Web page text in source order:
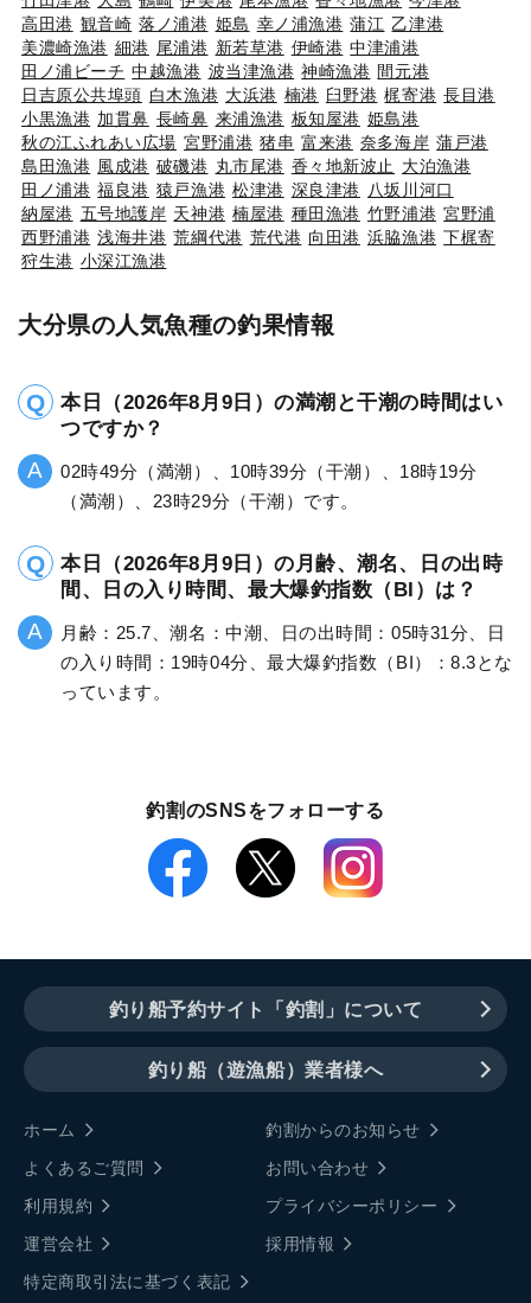
高田港 観音崎 落ノ浦港 姫島 幸ノ浦漁港 蒲江 乙津港
美濃崎漁港 細港 尾浦港 新若草港 伊崎港 中津浦港
田ノ浦ビーチ 中越漁港 波当津漁港 神崎漁港 間元港
日吉原公共埠頭 白木漁港 大浜港 楠港 臼野港 梶寄港 長目港
小黒漁港 加貫鼻 長崎鼻 来浦漁港 板知屋港 姫島港
秋の江ふれあい広場 宮野浦港 猪串 富来港 奈多海岸 蒲戸港
島田漁港 風成港 破磯港 丸市尾港 香々地新波止
大泊漁港
田ノ浦港 福良港 猿戸漁港 松津港 深良津港 八坂川河口
納屋港 五号地護岸 天神港 楠屋港 種田漁港 竹野浦港 宮野浦
西野浦港 浅海井港 荒綱代港 荒代港 向田港 浜脇漁港 下梶寄
狩生港 小深江漁港
大分県の人気魚種の釣果情報
本日（2026年8月9日）の満潮と干潮の時間はい
つですか？
02時49分（満潮）、10時39分（干潮）、18時19分
（満潮）、23時29分（干潮）です。
本日（2026年8月9日）の月齢、潮名、日の出時
間、日の入り時間、最大爆釣指数（BI）は？
月齢：25.7、潮名：中潮、日の出時間：05時31分、日
の入り時間：19時04分、最大爆釣指数（BI）：8.3とな
っています。
釣割のSNSをフォローする
釣り船予約サイト「釣割」について
釣り船（遊漁船）業者様へ
ホーム
釣割からのお知らせ
よくあるご質問
お問い合わせ
利用規約
プライバシーポリシー
運営会社
採用情報
特定商取引法に基づく表記